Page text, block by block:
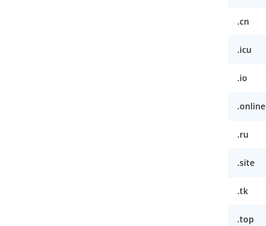
.cn
.icu
.io
.online
.ru
.site
.tk
.top